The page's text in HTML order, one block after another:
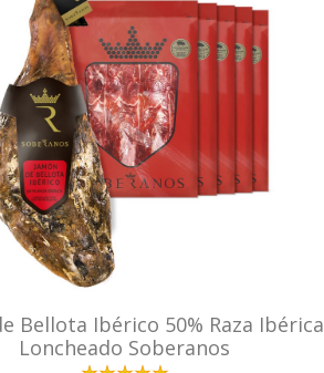
Bellota Ibérico 50% Raza Ibérica
Loncheado Soberanos